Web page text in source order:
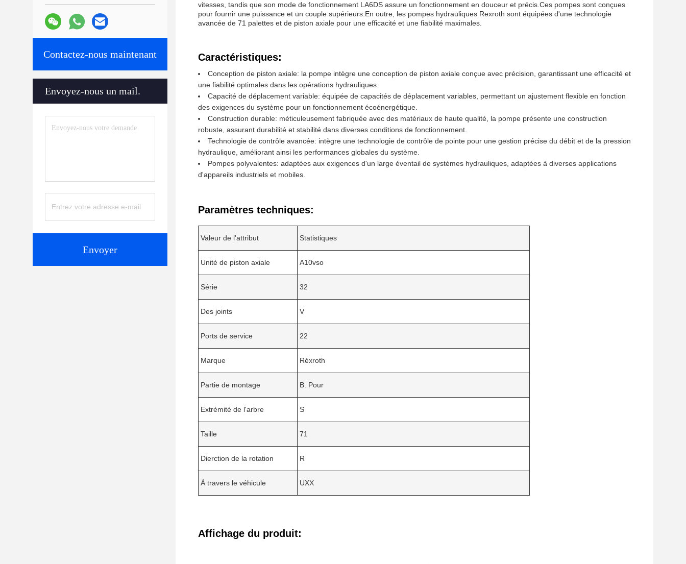
Contactez-nous maintenant
Envoyez-nous un mail.
Envoyer
vitesses, tandis que son mode de fonctionnement LA6DS assure un fonctionnement en douceur et précis.Ces pompes sont conçues
pour fournir une puissance et un couple supérieurs.En outre, les pompes hydrauliques Rexroth sont équipées d'une technologie
avancée de 71 palettes et de piston axiale pour une efficacité et une fiabilité maximales.
Caractéristiques:
Conception de piston axiale: la pompe intègre une conception de piston axiale conçue avec précision, garantissant une efficacité et
une fiabilité optimales dans les opérations hydrauliques.
Capacité de déplacement variable: équipée de capacités de déplacement variables, permettant un ajustement flexible en fonction
des exigences du système pour un fonctionnement écoénergétique.
Construction durable: méticuleusement fabriquée avec des matériaux de haute qualité, la pompe présente une construction
robuste, assurant durabilité et stabilité dans diverses conditions de fonctionnement.
Technologie de contrôle avancée: intègre une technologie de contrôle de pointe pour une gestion précise du débit et de la pression
hydraulique, améliorant ainsi les performances globales du système.
Pompes polyvalentes: adaptées aux exigences d'un large éventail de systèmes hydrauliques, adaptées à diverses applications
d'appareils industriels et mobiles.
Paramètres techniques:
Valeur de l'attribut Statistiques
Unité de piston axiale A10vso
Série 32
Des joints V
Ports de service 22
Marque Réxroth
Partie de montage B. Pour
Extrémité de l'arbre S
Taille 71
Dierction de la rotation R
À travers le véhicule UXX
Affichage du produit: